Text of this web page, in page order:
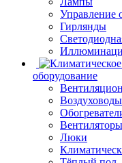
Управление
Гирлянды
оборудование
Воздуховоды
Вентиляторы
Люки